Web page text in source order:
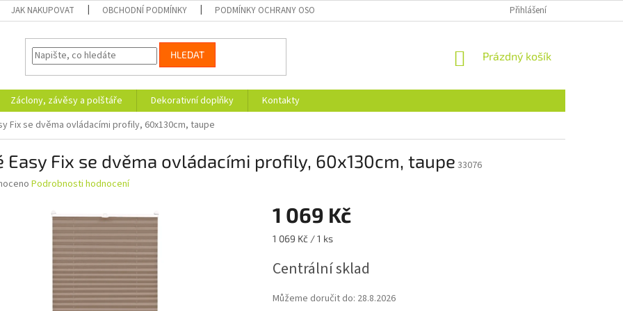
JAK NAKUPOVAT OBCHODNÍ PODMÍNKY PODMÍNKY OCHRANY OSOBNÍCH ÚDAJŮ FORMULÁŘ PRO
Přihlášení
HLEDAT
NÁKUPNÍ
Prázdný košík
Záclony, závěsy a polštáře Dekorativní doplňky
Kontakty
Fix se dvěma ovládacími profily, 60x130cm, taupe
Easy Fix se dvěma ovládacími profily, 60x130cm, taupe 33076
Podrobnosti hodnocení
1 069 Kč
Měrná
1 069 Kč / 1 ks
Centrální sklad
Můžeme doručit do: 28.8.2026